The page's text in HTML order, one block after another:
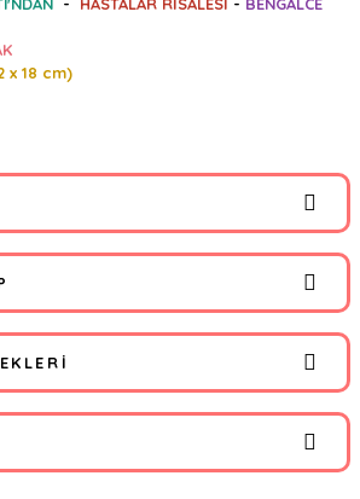
x 18 cm)
ilk yorumu siz yapın!
Yorum Yaz
henüz soru sorulmamış.
Soru Sor